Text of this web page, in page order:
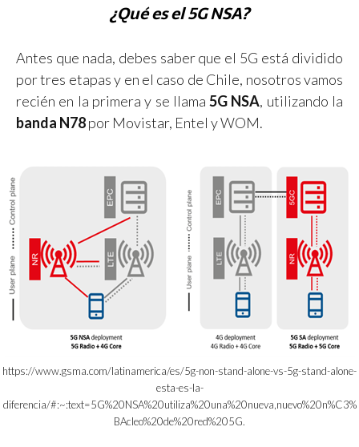
¿Qué es el 5G NSA?
Antes que nada, debes saber que el 5G está dividido
por tres etapas y en el caso de Chile, nosotros vamos
recién en la primera y se llama5G NSA, utilizando la
banda N78por Movistar, Entel y WOM.
https://www.gsma.com/latinamerica/es/5g-non-stand-alone-vs-5g-stand-alone-
esta-es-la-
diferencia/#:~:text=5G%20NSA%20utiliza%20una%20nueva,nuevo%20n%C3%
BAcleo%20de%20red%205G.